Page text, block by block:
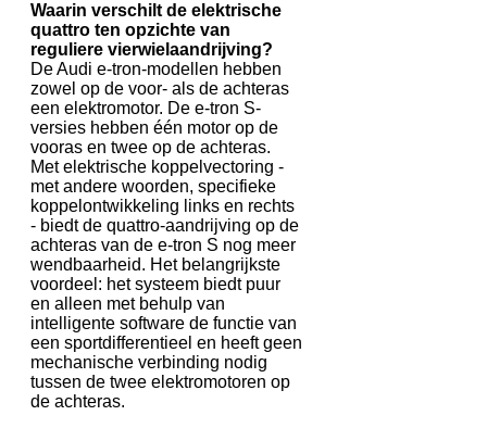
Waarin verschilt de elektrische
quattro ten opzichte van
reguliere vierwielaandrijving?
De Audi e-tron-modellen hebben
zowel op de voor- als de achteras
een elektromotor. De e-tron S-
versies hebben één motor op de
vooras en twee op de achteras.
Met elektrische koppelvectoring -
met andere woorden, specifieke
koppelontwikkeling links en rechts
- biedt de quattro-aandrijving op de
achteras van de e-tron S nog meer
wendbaarheid. Het belangrijkste
voordeel: het systeem biedt puur
en alleen met behulp van
intelligente software de functie van
een sportdifferentieel en heeft geen
mechanische verbinding nodig
tussen de twee elektromotoren op
de achteras.